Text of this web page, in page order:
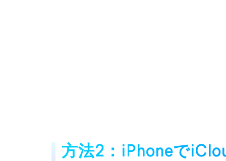
方法2：iPhoneで